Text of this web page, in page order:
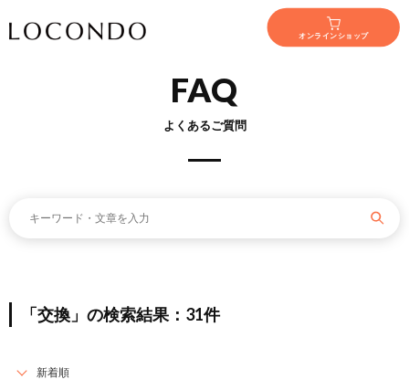
オンラインショップ
FAQ
よくあるご質問
「交換」の検索結果：31件